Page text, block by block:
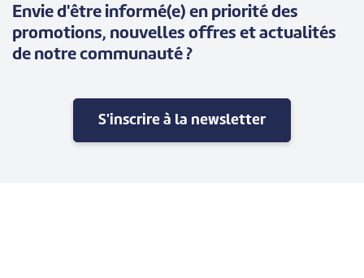
Envie d'être informé(e) en priorité des
promotions, nouvelles offres et actualités
de notre communauté ?
S'inscrire à la newsletter